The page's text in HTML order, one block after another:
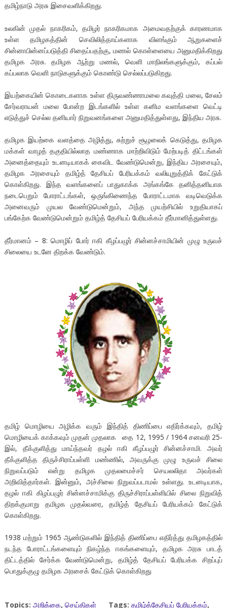
தமிழ்நாடு அரசு இசைவளிக்கிறது.
உலகின் முதல் நாகரிகம், தமிழர் நாகரிகமாக அமைவதற்குக் காரணமாக
உள்ள தமிழகத்தின் செவிலித்தாய்களாக விளங்கும் ஆறுகளைச்
சின்னாபின்னப்படுத்தி சிதைப்பதற்கு, மணல் கொள்ளையை அனுமதிக்கிறது
தமிழக அரசு. தமிழக ஆற்று மணல், வெளி மாநிலங்களுக்கும், கப்பல்
கப்பலாக வெளி நாடுகளுக்கும் கொண்டு செல்லப்படுகிறது.
இயற்கையின் கொடைகளாக உள்ள திருவண்ணாமலை கவுத்தி மலை, சேலம்
சேர்வராயன் மலை போன்ற இடங்களில் உள்ள கனிம வளங்களை வெட்டி
எடுத்துச் செல்ல தனியார் நிறுவனங்களை அனுமதித்துள்ளது, இந்திய அரசு.
தமிழக இயற்கை வளத்தை அழித்து, சுற்றுச் சூழலைக் கெடுத்து, தமிழக
மக்கள் வாழத் தகுதியில்லாத மண்ணாக மாற்றிவிடும் மேற்படித் திட்டங்கள்
அனைத்தையும் உடனடியாகக் கைவிட வேண்டுமென்று, இந்திய அரசையும்,
தமிழக அரசையும் தமிழ்த் தேசியப் பேரியக்கம் வலியுறுத்திக் கேட்டுக்
கொள்கிறது. இந்த வளங்களைப் பாதுகாக்க அங்கங்கே தனித்தனியாக
நடைபெறும் போராட்டங்கள், ஒருங்கிணைந்த போராட்டமாக வடிவெடுக்க
அனைவரும் முயல வேண்டுமென்றும், அந்த முயற்சியில் உறுதியாகப்
பங்கேற்க வேண்டுமென்றும் தமிழ்த் தேசியப் பேரியக்கம் தீர்மானித்துள்ளது.
தீர்மானம் – 8: மொழிப் போர் ஈகி கீழப்பழுர் சின்னச்சாமியின் முழு உருவச்
சிலையை உடனே திறக்க வேண்டும்.
தமிழ் மொழியை அழிக்க வரும் இந்தித் திணிப்பை எதிர்க்கவும், தமிழ்
மொழியைக் காக்கவும் முதன் முதலாக தை 12, 1995 / 1964 சனவரி 25-
இல், தீக்குளித்து மாய்ந்தவர் தழல் ஈகி கீழப்பழுர் சின்னச்சாமி. அவர்
தீக்குளித்த திருச்சிராப்பள்ளி மண்ணில், அவருக்கு முழு உருவச் சிலை
நிறுவப்படும் என்று தமிழக முதலமைச்சர் செயலலிதா அவர்கள்
அறிவித்தார்கள். இன்னும், அச்சிலை நிறுவப்படாமல் உள்ளது. உடனடியாக,
தழல் ஈகி கிழப்பழுர் சின்னச்சாமிக்கு திருச்சிராப்பள்ளியில் சிலை நிறுவித்
திறக்குமாறு தமிழக முதல்வரை, தமிழ்த் தேசியப் பேரியக்கம் கேட்டுக்
கொள்கிறது.
1938 மற்றும் 1965 ஆண்டுகளில் இந்தித் திணிப்பை எதிர்த்து தமிழகத்தில்
நடந்த போராட்டங்களையும் நிகழ்ந்த ஈகங்களையும், தமிழக அரசு பாடத்
திட்டத்தில் சேர்க்க வேண்டுமென்று, தமிழ்த் தேசியப் பேரியக்க சிறப்புப்
பொதுக்குழு தமிழக அரசைக் கேட்டுக் கொள்கிறது
Topics: அறிக்கை, செய்திகள் Tags: தமிழ்த்தேசியப் பேரியக்கம்,